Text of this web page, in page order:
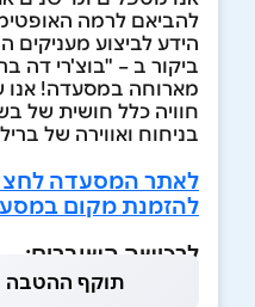
להביאם לרמה
הידע לביצוע
ביקור ב – "בוצ'רי דה
מארוחה במסעדה! אנו
חוויה כלל חושית של
בניחוח ואווירה של
לאתר המסעדה
להזמנת מקום
לרכישה השוברים:
תוקף ההטבה עד -